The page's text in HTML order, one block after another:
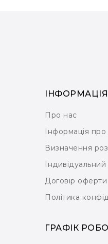
ІНФОРМАЦІЯ
Про нас
Інформація
Визначення
Договір оферти
Політика
ГРАФІК